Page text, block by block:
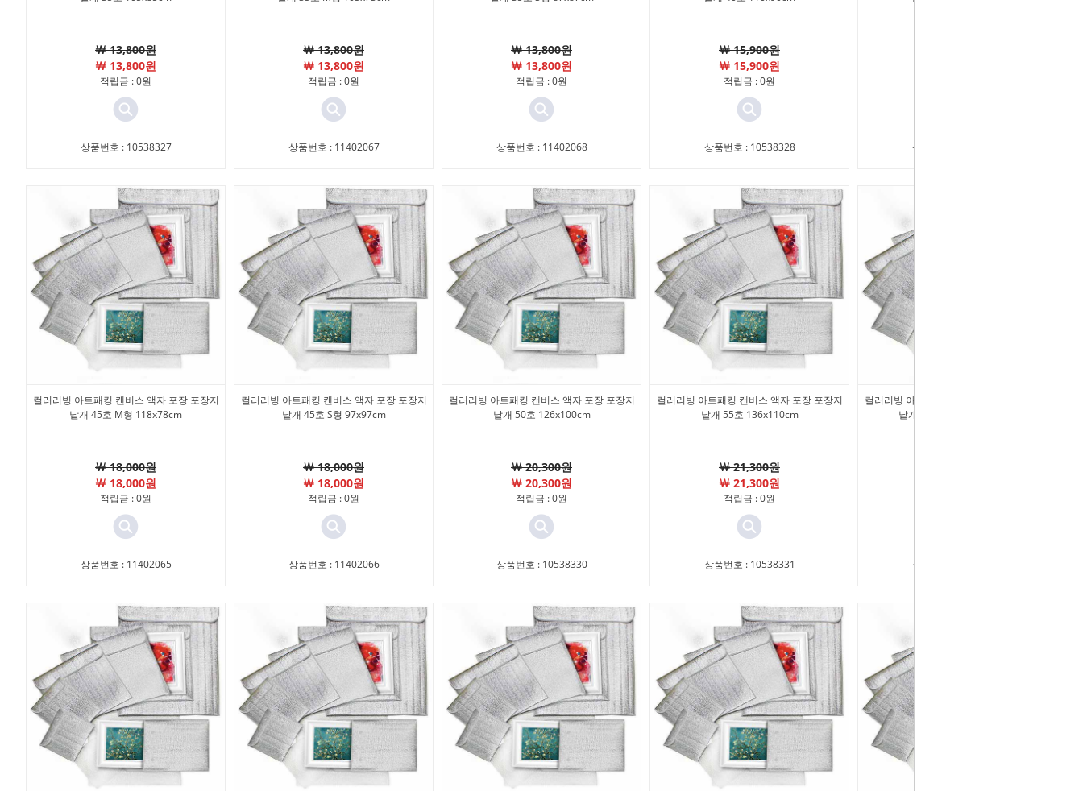
￦ 13,800원
￦ 13,800원
적립금 : 0원
상품번호 : 10538327
￦ 13,800원
￦ 13,800원
적립금 : 0원
상품번호 : 11402067
￦ 13,800원
￦ 13,800원
적립금 : 0원
상품번호 : 11402068
￦ 15,900원
￦ 15,900원
적립금 : 0원
상품번호 : 10538328 상품번호 : 10538329
컬러리빙 아트패킹 캔버스 액자 포장 포장지
낱개 45호 M형 118x78cm
￦ 18,000원
￦ 18,000원
적립금 : 0원
상품번호 : 11402065
컬러리빙 아트패킹 캔버스 액자 포장 포장지
낱개 45호 S형 97x97cm
￦ 18,000원
￦ 18,000원
적립금 : 0원
상품번호 : 11402066
컬러리빙 아트패킹 캔버스 액자 포장 포장지
낱개 50호 126x100cm
￦ 20,300원
￦ 20,300원
적립금 : 0원
상품번호 : 10538330
컬러리빙 아트패킹 캔버스 액자 포장 포장지
낱개 55호 136x110cm
￦ 21,300원
￦ 21,300원
적립금 : 0원
상품번호 : 10538331
컬러리빙 아트패킹 캔버스 액자 포장 포장지
낱개 55호 M형 112x112cm
상품번호 : 11402070